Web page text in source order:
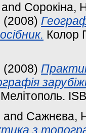
and Сорокіна,
(2008)
Колор
(2008)
and Сажнєва,
з